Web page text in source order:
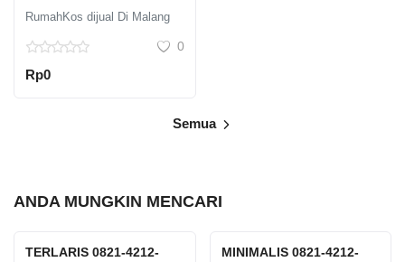
Solusi untuk Miliki
RumahKos dijual Di Malang
0
Rp0
Semua
ANDA MUNGKIN MENCARI
TERLARIS 0821-4212-
MINIMALIS 0821-4212-